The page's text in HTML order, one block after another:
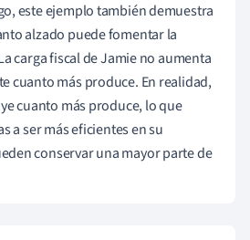
este ejemplo también demuestra
alzado puede fomentar la
carga fiscal de Jamie no aumenta
cuanto más produce. En realidad,
cuanto más produce, lo que
a ser más eficientes en su
conservar una mayor parte de